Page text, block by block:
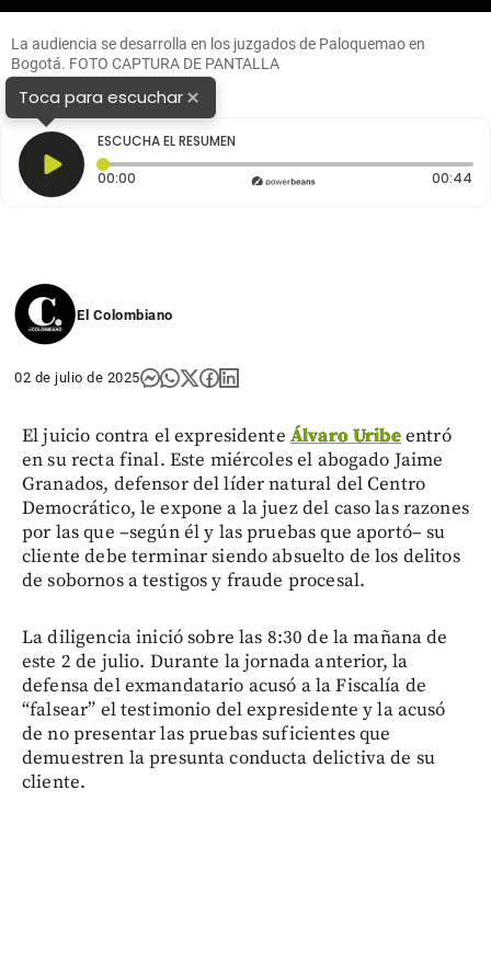
La audiencia se desarrolla en los juzgados de Paloquemao en
Bogotá. FOTO CAPTURA DE PANTALLA
Toca para escuchar×
ESCUCHA EL RESUMEN
00:00 Tiempo transcurrido: 0 segundos 00:44
El Colombiano
02 de julio de 2025
El juicio contra el expresidente Álvaro Uribeentró
en su recta final. Este miércoles el abogado Jaime
Granados, defensor del líder natural del Centro
Democrático, le expone a la juez del caso las razones
por las que –según él y las pruebas que aportó– su
cliente debe terminar siendo absuelto de los delitos
de sobornos a testigos y fraude procesal.
La diligencia inició sobre las 8:30 de la mañana de
este 2 de julio. Durante la jornada anterior, la
defensa del exmandatario acusó a la Fiscalía de
“falsear” el testimonio del expresidente y la acusó
de no presentar las pruebas suficientes que
demuestren la presunta conducta delictiva de su
cliente.